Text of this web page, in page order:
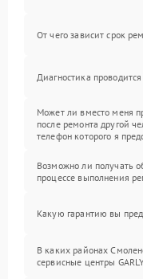
От чего зависит срок
Диагностика
Может ли вместо меня
после ремонта другой
телефон которого я
Возможно ли получать
процессе выполнения
Какую гарантию вы
В каких районах
сервисные центры